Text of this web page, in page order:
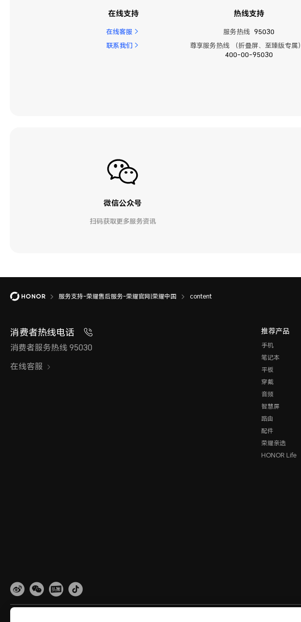
在线支持
在线客服
联系我们
热线支持
服务热线 95030
尊享服务热线 （折叠屏、至臻版专属）
400-00-95030
微信公众号
扫码获取更多服务资讯
服务支持-荣耀售后服务-荣耀官网|荣耀中国 content
消费者热线电话
消费者服务热线 95030
在线客服
推荐产品
手机
笔记本
平板
穿戴
音频
智慧屏
路由
配件
荣耀亲选
HONOR Life